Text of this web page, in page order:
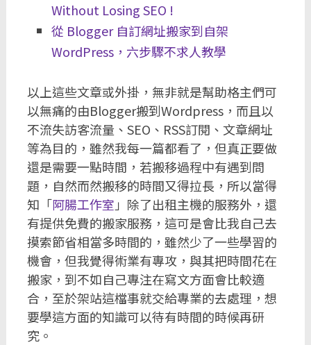
Without Losing SEO !
從 Blogger 自訂網址搬家到自架
WordPress，六步驟不求人教學
以上這些文章或外掛，無非就是幫助格主們可
以無痛的由Blogger搬到Wordpress，而且以
不流失訪客流量、SEO、RSS訂閱、文章網址
等為目的，雖然我每一篇都看了，但真正要做
還是需要一點時間，若搬移過程中有遇到問
題，自然而然搬移的時間又得拉長，所以當得
知「阿腸工作室 」除了出租主機的服務外，還
有提供免費的搬家服務，這可是會比我自己去
摸索節省相當多時間的，雖然少了一些學習的
機會，但我覺得術業有專攻，與其把時間花在
搬家，到不如自己專注在寫文方面會比較適
合，至於架站這檔事就交給專業的去處理，想
要學這方面的知識可以待有時間的時候再研
究。